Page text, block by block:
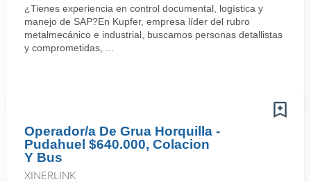
¿Tienes experiencia en control documental, logística y
manejo de SAP?En Kupfer, empresa líder del rubro
metalmecánico e industrial, buscamos personas detallistas
y comprometidas, ...
Operador/a De Grua Horquilla -
Pudahuel $640.000, Colacion
Y Bus
XINERLINK